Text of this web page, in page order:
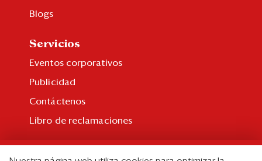
Blogs
Servicios
Eventos corporativos
Publicidad
Contáctenos
Libro de reclamaciones